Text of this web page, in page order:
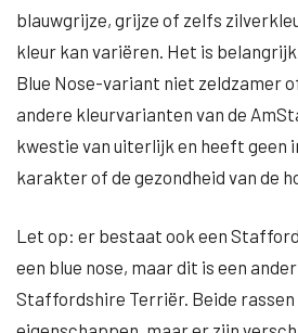
blauwgrijze, grijze of zelfs
kleur kan variëren. Het is
Blue Nose-variant niet zeldzamer
andere kleurvarianten van de
kwestie van uiterlijk en heeft geen
karakter of de gezondheid van de
Let op: er bestaat ook een
een blue nose, maar dit is een
Staffordshire Terriër. Beide